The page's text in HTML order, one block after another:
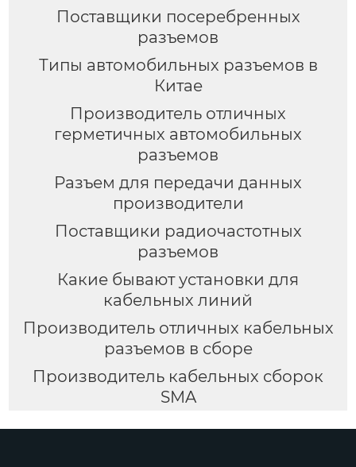
Поставщики посеребренных
разъемов
Типы автомобильных разъемов в
Китае
Производитель отличных
герметичных автомобильных
разъемов
Разъем для передачи данных
производители
Поставщики радиочастотных
разъемов
Какие бывают установки для
кабельных линий
Производитель отличных кабельных
разъемов в сборе
Производитель кабельных сборок
SMA